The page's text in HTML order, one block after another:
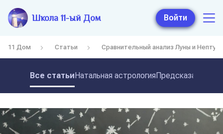
Школа 11-ый Дом Войти
11 Дом Статьи Сравнительный анализ Луны и Нептуна
Все статьиНатальная астрология